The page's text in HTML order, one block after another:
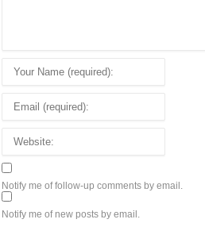
Notify me of follow-up comments by email.
Notify me of new posts by email.